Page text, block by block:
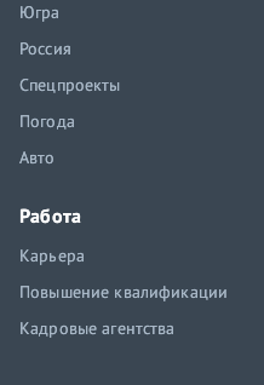
Югра
Россия
Спецпроекты
Погода
Авто
Работа
Карьера
Повышение квалификации
Кадровые агентства